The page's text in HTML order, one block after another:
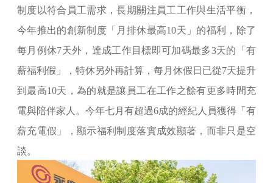
制度以符合員工需求，長期關注員工工作與生活平衡，
今年推出的創新制度「月排休最高10天」的福利，除了
每月例休7天外，達成工作目標即可加碼最多3天的「有
薪福利假」，特休另外再計算，每月休假日已從7天提升
到最高10天，為的就是讓員工在工作之餘有更多時間充
電與陪伴家人。今年七月有超過6成的經紀人員獲得「有
薪充電假」，顯示福利制度落實成效顯著，而非只是空
談。